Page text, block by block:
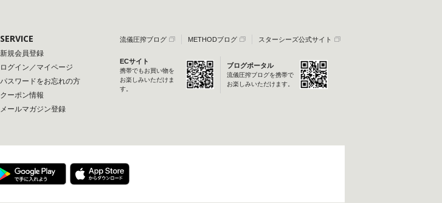
SERVICE
新規会員登録
ログイン／マイページ
パスワードをお忘れの方
クーポン情報
メールマガジン登録
流儀圧搾ブログ METHODブログ スターシーズ公式サイト
ECサイト
携帯でもお買い物を
お楽しみいただけま
す。
ブログポータル
流儀圧搾ブログを携帯で
お楽しみいただけます。